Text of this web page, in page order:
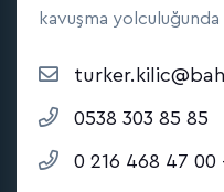
kavuşma yolculuğunda
0538 303 85 85
0 216 468 47